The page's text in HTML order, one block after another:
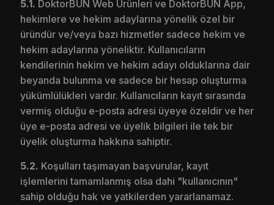
5.1. DoktorBUN Web Ürünleri ve DoktorBUN App,
hekimlere ve hekim adaylarına yönelik özel bir
üründür ve/veya bazı hizmetler sadece hekim ve
hekim adaylarına yöneliktir. Kullanıcıların
kendilerinin hekim ve hekim adayı olduklarına dair
beyanda bulunma ve sadece bir hesap oluşturma
yükümlülükleri vardır. Kullanıcıların kayıt sırasında
vermiş olduğu e-posta adresi üyeye özeldir ve her
üye e-posta adresi ve üyelik bilgileri ile tek bir
üyelik oluşturma hakkına sahiptir.
5.2. Koşulları taşımayan başvurular, kayıt
işlemlerini tamamlanmış olsa dahi "kullanıcının"
sahip olduğu hak ve yatkilerden yararlanamaz.